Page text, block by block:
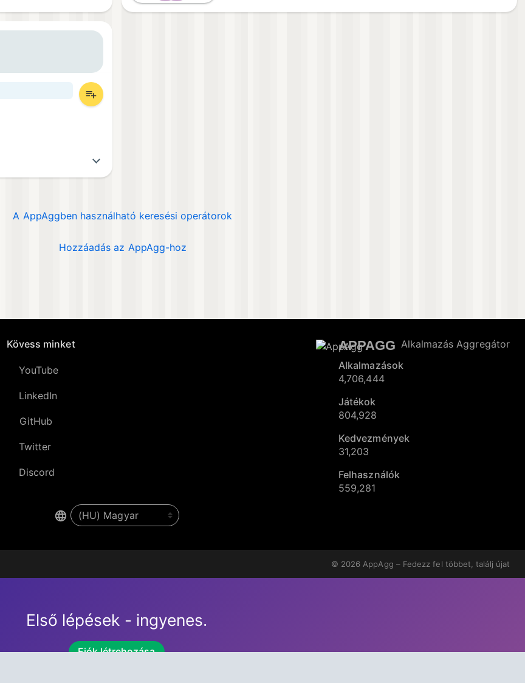
A AppAggben használható keresési operátorok
Hozzáadás az AppAgg-hoz
Kövess minket
YouTube
LinkedIn
GitHub
Twitter
Discord
APPAGG Alkalmazás Aggregátor
Alkalmazások
4,706,444
Játékok
804,928
Kedvezmények
31,203
Felhasználók
559,281
© 2026 AppAgg – Fedezz fel többet, találj újat
Első lépések - ingyenes.
Fiók létrehozása